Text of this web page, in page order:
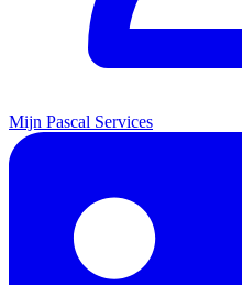
Mijn Pascal Services